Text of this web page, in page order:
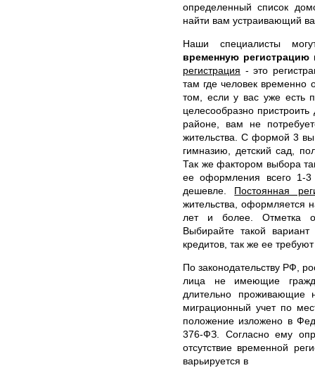
определенный список
найти вам устраивающий
Наши специалисты
временную регистрацию
регистрация - это
там где человек временно
том, если у вас уже есть
целесообразно
районе, вам не
жительства. С формой 3 вы
гимназию, детский сад,
Так же фактором выбора
ее оформления всего 1-
дешевле. Постоянная
жительства, оформляется
лет и более. Отметка о
Выбирайте такой
кредитов, так же ее
По законодательству РФ,
лица не имеющие
длительно проживающие
миграционный учет по
положение изложено в
376-ФЗ. Согласно ему
отсутствие временной
варьируется в